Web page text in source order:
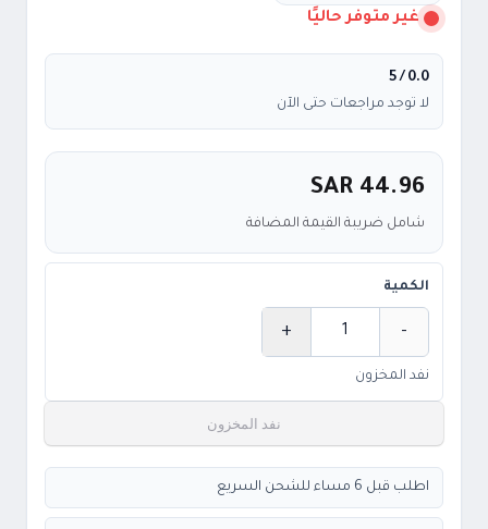
غير متوفر حاليًا
0.0
/ 5
لا توجد مراجعات حتى الآن
SAR 44.96
شامل ضريبة القيمة المضافة
الكمية
-
+
نفد المخزون
نفد المخزون
اطلب قبل 6 مساء للشحن السريع